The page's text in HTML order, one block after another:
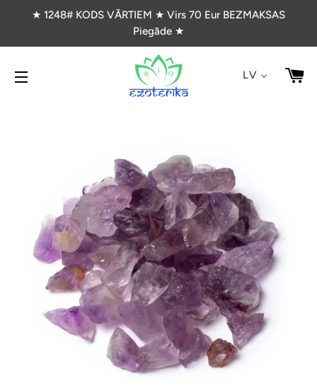
★ 1248# KODS VĀRTIEM ★ Virs 70 Eur BEZMAKSAS
Piegāde ★
VIETNES NAVIGĀCIJA
LV